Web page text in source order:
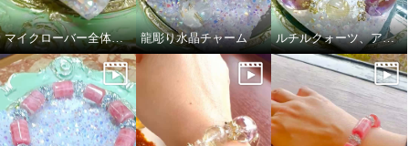
マイクローバー全体運ブレス 龍彫り水晶チャーム ルチルクォーツ、アメトリンブレスレット